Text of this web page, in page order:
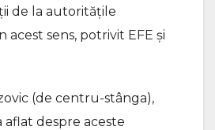
de la autorităţile
acest sens, potrivit EFE și
(de centru-stânga),
aflat despre aceste